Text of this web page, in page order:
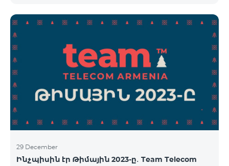
29 December
Ինչպիսին էր Թիմային 2023-ը․ Team Telecom